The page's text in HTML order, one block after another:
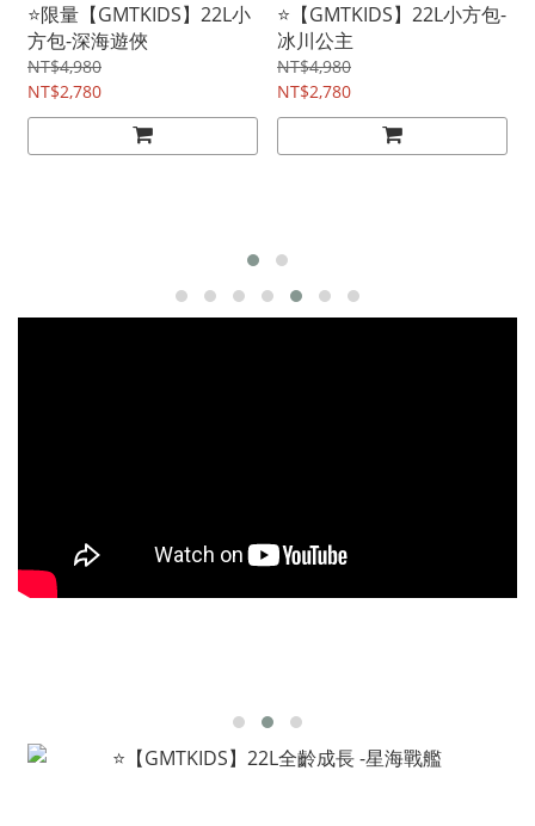
⭐限量【GMTKIDS】22L小
方包-深海遊俠
NT$4,980
NT$2,780
⭐【GMTKIDS】22L小方包-
冰川公主
NT$4,980
NT$2,780